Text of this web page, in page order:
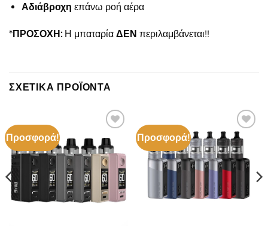
Αδιάβροχη επάνω ροή αέρα
*ΠΡΟΣΟΧΗ:Η μπαταρία ΔΕΝ περιλαμβάνεται!!
ΣΧΕΤΙΚΆ ΠΡΟΪΌΝΤΑ
Προσφορά!
Πρόσθήκη
στην λίστα
επιθυμιών
Προσφορά!
Πρόσθήκη
στην λίστα
επιθυμιών